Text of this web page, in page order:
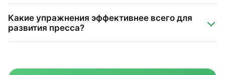
Какие упражнения эффективнее всего для
развития пресса?